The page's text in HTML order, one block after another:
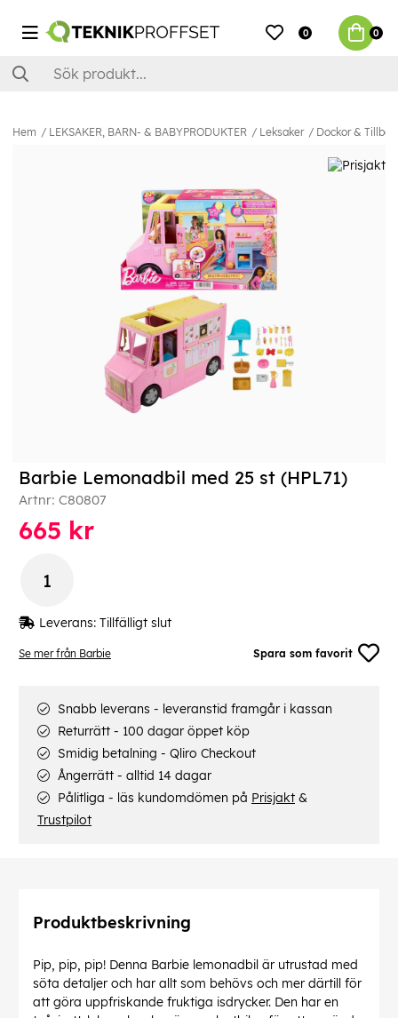
0 0
Hem LEKSAKER, BARN- & BABYPRODUKTER Leksaker Dockor &
Se mer från Barbie Spara som favorit
Barbie Lemonadbil med 25 st (HPL71)
Artnr: C80807
665 kr
Leverans: Tillfälligt slut
Snabb leverans - leveranstid framgår i kassan
Returrätt - 100 dagar öppet köp
Smidig betalning - Qliro Checkout
Ångerrätt - alltid 14 dagar
Pålitliga - läs kundomdömen på Prisjakt &
Trustpilot
Produktbeskrivning
Pip, pip, pip! Denna Barbie lemonadbil är utrustad med
söta detaljer och har allt som behövs och mer därtill för
att göra uppfriskande fruktiga isdrycker. Den har en